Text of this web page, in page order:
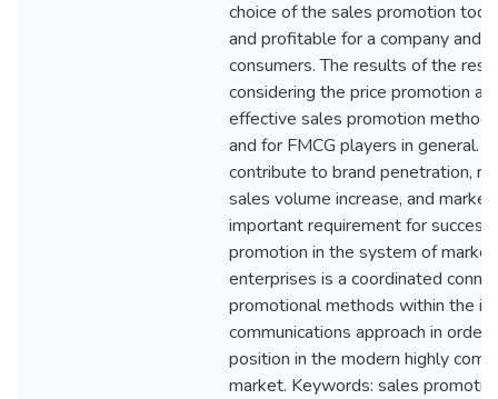
choice of the sales promotion
and profitable for a company and
consumers. The results of the
considering the price promotion
effective sales promotion
and for FMCG players in general.
contribute to brand penetration,
sales volume increase, and
important requirement for
promotion in the system of
enterprises is a coordinated
promotional methods within the
communications approach in
position in the modern highly
market. Keywords: sales